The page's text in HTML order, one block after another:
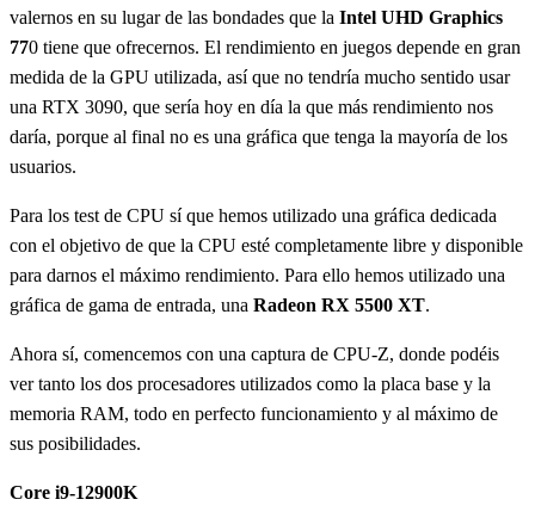
valernos en su lugar de las bondades que la Intel UHD Graphics
770 tiene que ofrecernos. El rendimiento en juegos depende en gran
medida de la GPU utilizada, así que no tendría mucho sentido usar
una RTX 3090, que sería hoy en día la que más rendimiento nos
daría, porque al final no es una gráfica que tenga la mayoría de los
usuarios.
Para los test de CPU sí que hemos utilizado una gráfica dedicada
con el objetivo de que la CPU esté completamente libre y disponible
para darnos el máximo rendimiento. Para ello hemos utilizado una
gráfica de gama de entrada, una Radeon RX 5500 XT.
Ahora sí, comencemos con una captura de CPU-Z, donde podéis
ver tanto los dos procesadores utilizados como la placa base y la
memoria RAM, todo en perfecto funcionamiento y al máximo de
sus posibilidades.
Core i9-12900K